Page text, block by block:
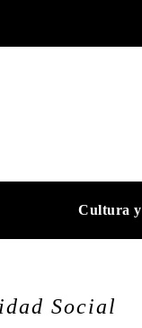
Cultura
Social